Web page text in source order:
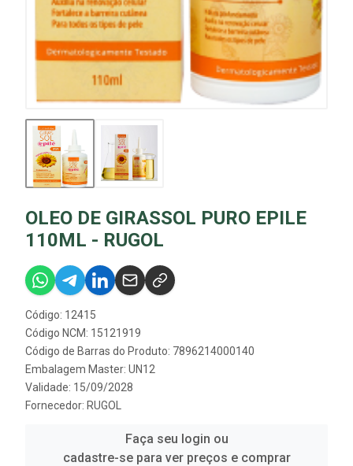
OLEO DE GIRASSOL PURO EPILE
110ML - RUGOL
Código: 12415
Código NCM: 15121919
Código de Barras do Produto: 7896214000140
Embalagem Master: UN12
Validade: 15/09/2028
Fornecedor: RUGOL
Faça seu login ou
cadastre-se para ver preços e comprar